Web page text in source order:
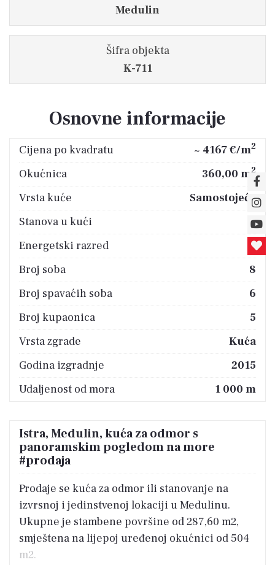
Medulin
Šifra objekta
K-711
Osnovne informacije
Cijena po kvadratu ~ 4167 €/m2
Okućnica 360,00 m2
Vrsta kuće
Samostojeća
Stanova u kući
2
Energetski razred
B
Broj soba
8
Broj spavaćih soba
6
Broj kupaonica
5
Vrsta zgrade
Kuća
Godina izgradnje
2015
Udaljenost od mora
1 000 m
Istra, Medulin, kuća za odmor s
panoramskim pogledom na more
#prodaja
Prodaje se kuća za odmor ili stanovanje na
izvrsnoj i jedinstvenoj lokaciji u Medulinu.
Ukupne je stambene površine od 287,60 m2,
smještena na lijepoj uređenoj okućnici od 504
m2.